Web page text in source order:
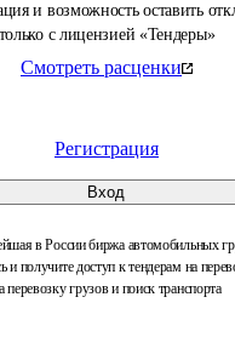
и возможность оставить
только с лицензией «Тендеры»
Смотреть расценки
Регистрация
Вход
в России биржа автомобильных
и получите доступ к тендерам на
перевозку грузов и поиск транспорта